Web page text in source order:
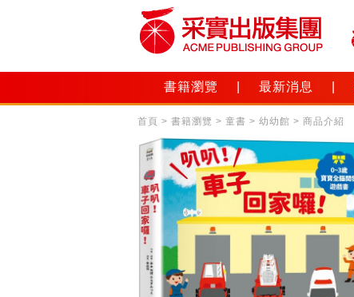
書籍瀏覽 最新消息
首頁 > 書籍瀏覽 > 童書 > 幼幼館 > 商品介紹